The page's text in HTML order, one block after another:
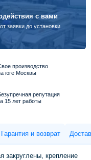
с вами
заявки до установки
производство
юге Москвы
репутация
15 лет работы
Гарантия и возврат
закруглены, крепление